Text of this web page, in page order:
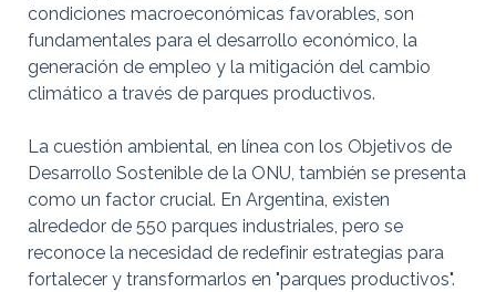
condiciones macroeconómicas favorables, son
fundamentales para el desarrollo económico, la
generación de empleo y la mitigación del cambio
climático a través de parques productivos.
La cuestión ambiental, en línea con los Objetivos de
Desarrollo Sostenible de la ONU, también se presenta
como un factor crucial. En Argentina, existen
alrededor de 550 parques industriales, pero se
reconoce la necesidad de redefinir estrategias para
fortalecer y transformarlos en "parques productivos".